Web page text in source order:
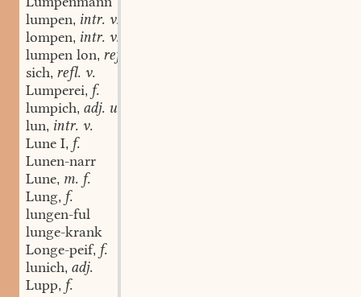
lumpen, intr. v.
lompen, intr. v.
lumpen lon, refl. v.
sich, refl. v.
Lumperei, f.
lumpich, adj. u. adv.
lun, intr. v.
Lune I, f.
Lunen-narr
Lune, m. f.
Lung, f.
lungen-ful
lunge-krank
Longe-peif, f.
lunich, adj.
Lupp, f.